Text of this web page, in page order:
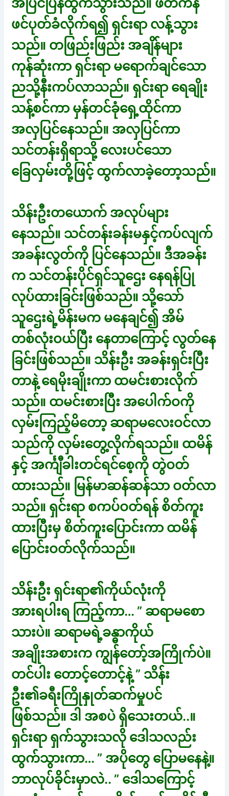
အပြင်ပြန်ထွက်သွားသည်။ ဖတ်ကနဲ
ဖင်ပုတ်ခံလိုက်ရ၍ ရှင်းရာ လန့်သွား
သည်။ တဖြည်းဖြည်း အချိန်များ
ကုန်ဆုံးကာ ရှင်းရာ မရောက်ချင်သော
ညသို့နီးကပ်လာသည်။ ရှင်းရာ ရေချိုး
သန့်စင်ကာ မှန်တင်ခုံရှေ့ထိုင်ကာ
အလှပြင်နေသည်။ အလှပြင်ကာ
သင်တန်းရှိရာသို့ လေးပင်သော
ခြေလှမ်းတို့ဖြင့် ထွက်လာခဲ့တော့သည်။
သိန်းဦးတယောက် အလုပ်များ
နေသည်။ သင်တန်းခန်းမနှင့်ကပ်လျက်
အခန်းလွတ်ကို ပြင်နေသည်။ ဒီအခန်း
က သင်တန်းပိုင်ရှင်သူဌေး နေရန်ပြု
လုပ်ထားခြင်းဖြစ်သည်။ သို့သော်
သူဌေးရဲ့မိန်းမက မနေချင်၍ အိမ်
တစ်လုံးဝယ်ပြီး နေတာကြောင့် လွတ်နေ
ခြင်းဖြစ်သည်။ သိန်းဦး အခန်းရှင်းပြီး
တာနဲ့ ရေမိုးချိုးကာ ထမင်းစားလိုက်
သည်။ ထမင်းစားပြီး အပေါက်ဝကို
လှမ်းကြည့်မိတော့ ဆရာမလေးဝင်လာ
သည်ကို လှမ်းတွေ့လိုက်ရသည်။ ထမိန်
နှင့် အင်္ကျီခါးတင်ရင်စေ့ကို တွဲဝတ်
ထားသည်။ မြန်မာဆန်ဆန်သာ ဝတ်လာ
သည်။ ရှင်းရာ စကပ်ဝတ်ရန် စိတ်ကူး
ထားပြီးမှ စိတ်ကူးပြောင်းကာ ထမိန်
ပြောင်းဝတ်လိုက်သည်။
သိန်းဦး ရှင်းရာ၏ကိုယ်လုံးကို
အားရပါးရ ကြည့်ကာ… ” ဆရာမစော
သားပဲ။ ဆရာမရဲ့ခန္ဓာကိုယ်
အချိုးအစားက ကျွန်တော့်အကြိုက်ပဲ။
တင်ပါး တောင့်တောင့်နဲ့ ” သိန်း
ဦး၏ခရီးကြိုနှုတ်ဆက်မှုပင်
ဖြစ်သည်။ ဒါ အစပဲ ရှိသေးတယ်..။
ရှင်းရာ ရှက်သွားသလို ဒေါသလည်း
ထွက်သွားကာ… ” အပိုတွေ ပြောမနေနဲ့။
ဘာလုပ်ခိုင်းမှာလဲ.. ” ဒေါသကြောင့်